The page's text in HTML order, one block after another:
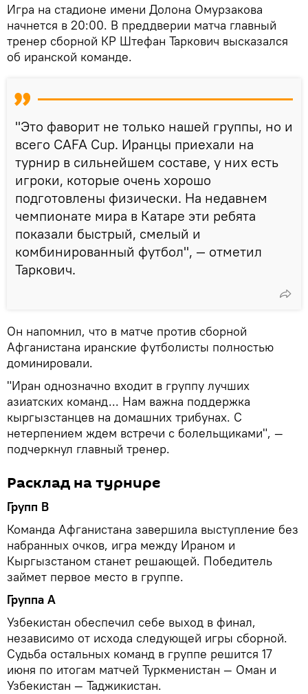
Игра на стадионе имени Долона Омурзакова
начнется в 20:00. В преддверии матча главный
тренер сборной КР Штефан Таркович высказался
об иранской команде.
"Это фаворит не только нашей группы, но и
всего CAFA Cup. Иранцы приехали на
турнир в сильнейшем составе, у них есть
игроки, которые очень хорошо
подготовлены физически. На недавнем
чемпионате мира в Катаре эти ребята
показали быстрый, смелый и
комбинированный футбол", — отметил
Таркович.
Он напомнил, что в матче против сборной
Афганистана иранские футболисты полностью
доминировали.
"Иран однозначно входит в группу лучших
азиатских команд... Нам важна поддержка
кыргызстанцев на домашних трибунах. С
нетерпением ждем встречи с болельщиками", —
подчеркнул главный тренер.
Расклад на турнире
Групп В
Команда Афганистана завершила выступление без
набранных очков, игра между Ираном и
Кыргызстаном станет решающей. Победитель
займет первое место в группе.
Группа А
Узбекистан обеспечил себе выход в финал,
независимо от исхода следующей игры сборной.
Судьба остальных команд в группе решится 17
июня по итогам матчей Туркменистан — Оман и
Узбекистан — Таджикистан.